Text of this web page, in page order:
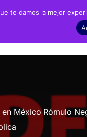
Cronobiografía
Bibliografía
en México Rómulo
te damos la mejor